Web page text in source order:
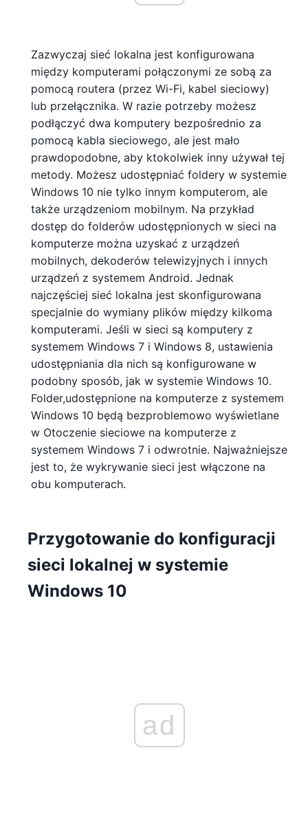
Zazwyczaj sieć lokalna jest konfigurowana
między komputerami połączonymi ze sobą za
pomocą routera (przez Wi-Fi, kabel sieciowy)
lub przełącznika. W razie potrzeby możesz
podłączyć dwa komputery bezpośrednio za
pomocą kabla sieciowego, ale jest mało
prawdopodobne, aby ktokolwiek inny używał tej
metody. Możesz udostępniać foldery w systemie
Windows 10 nie tylko innym komputerom, ale
także urządzeniom mobilnym. Na przykład
dostęp do folderów udostępnionych w sieci na
komputerze można uzyskać z urządzeń
mobilnych, dekoderów telewizyjnych i innych
urządzeń z systemem Android. Jednak
najczęściej sieć lokalna jest skonfigurowana
specjalnie do wymiany plików między kilkoma
komputerami. Jeśli w sieci są komputery z
systemem Windows 7 i Windows 8, ustawienia
udostępniania dla nich są konfigurowane w
podobny sposób, jak w systemie Windows 10.
Folder,udostępnione na komputerze z systemem
Windows 10 będą bezproblemowo wyświetlane
w Otoczenie sieciowe na komputerze z
systemem Windows 7 i odwrotnie. Najważniejsze
jest to, że wykrywanie sieci jest włączone na
obu komputerach.
Przygotowanie do konfiguracji
sieci lokalnej w systemie
Windows 10
ad